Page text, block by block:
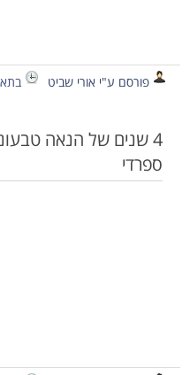
פורסם ע"י אורי שביט
4 שנים של הנאה
ספרדי